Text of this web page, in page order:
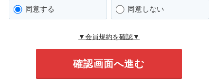
同意する 同意しない
▼会員規約を確認▼